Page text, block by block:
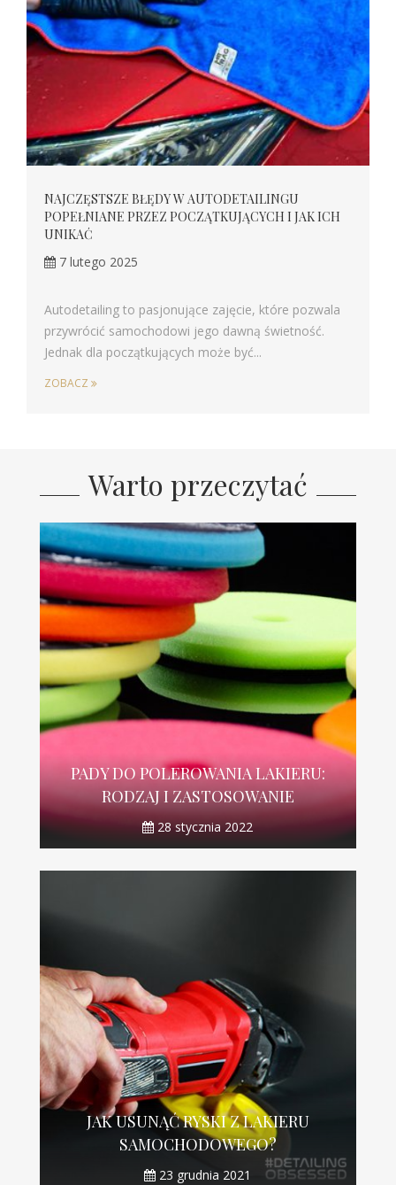
NAJCZĘSTSZE BŁĘDY W AUTODETAILINGU
POPEŁNIANE PRZEZ POCZĄTKUJĄCYCH I JAK ICH
UNIKAĆ
7 lutego 2025
Autodetailing to pasjonujące zajęcie, które pozwala
przywrócić samochodowi jego dawną świetność.
Jednak dla początkujących może być...
ZOBACZ
Warto przeczytać
PADY DO POLEROWANIA LAKIERU:
RODZAJ I ZASTOSOWANIE
28 stycznia 2022
JAK USUNĄĆ RYSKI Z LAKIERU
SAMOCHODOWEGO?
23 grudnia 2021